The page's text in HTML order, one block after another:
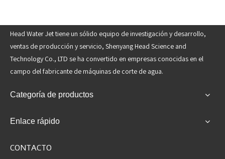
Head Water Jet tiene un sólido equipo de investigación y desarrollo,
ventas de producción y servicio, Shenyang Head Science and
Technology Co., LTD se ha convertido en empresas conocidas en el
campo del fabricante de máquinas de corte de agua.
Categoría de productos
Enlace rápido
CONTACTO